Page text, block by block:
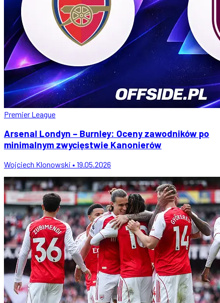
Premier League
Arsenal Londyn – Burnley: Oceny zawodników po
minimalnym zwycięstwie Kanonierów
Wojciech Klonowski • 19.05.2026